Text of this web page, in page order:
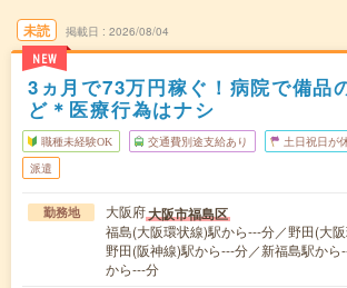
未読
NEW
掲載日 2026/08/04
3ヵ月で73万円稼ぐ！病院で備品
ど＊医療行為はナシ
職種未経験OK 交通費別途支給あり 土日祝日が
派遣
勤務地 大阪府大阪市福島区
福島(大阪環状線)駅から---分／野田(大
野田(阪神線)駅から---分／新福島駅から
から---分